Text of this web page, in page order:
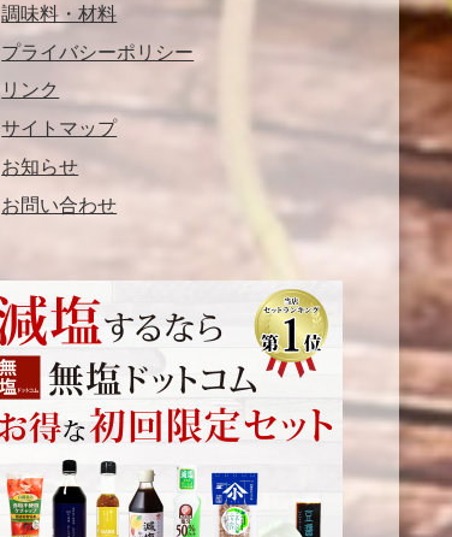
調味料・材料
プライバシーポリシー
リンク
サイトマップ
お知らせ
お問い合わせ